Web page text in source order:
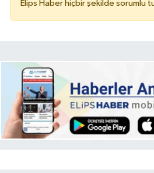
Elips Haber hiçbir şekilde sorumlu